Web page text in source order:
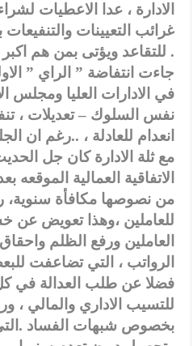
الادارة ، عدا الاعطيات
غرائب التعيينات
للتقاعد ويؤتى بمن هم اكبر منه سنا .
في الادارات العليا ومجلس
نفس السلوك – تعديلات ،
انعدام للعادلة ، ..رغم ان
مع ثلة الادارة كان جل
من نصوصها مكافأة
للعاملين ،وهذا تعويض عن
العاملين ورفع الظلم
الرواتب ، التي تضاعفت
فضلا عن طلب العدالة في
للتسيب الاداري والمالي ،
بخصوص شبهات الفساد .التي